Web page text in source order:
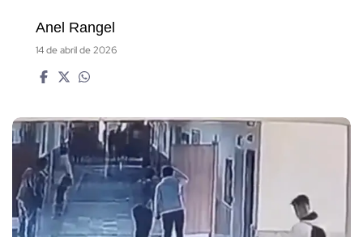
Anel Rangel
14 de abril de 2026